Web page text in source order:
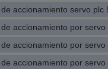
accionamiento servo plc
accionamiento por
accionamiento por servo
accionamiento por